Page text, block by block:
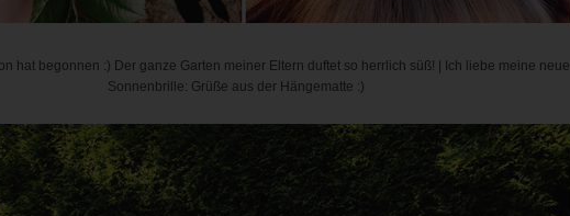
hat begonnen :) Der ganze Garten meiner Eltern duftet so herrlich süß! | Ich liebe meine neue
Sonnenbrille: Grüße aus der Hängematte :)